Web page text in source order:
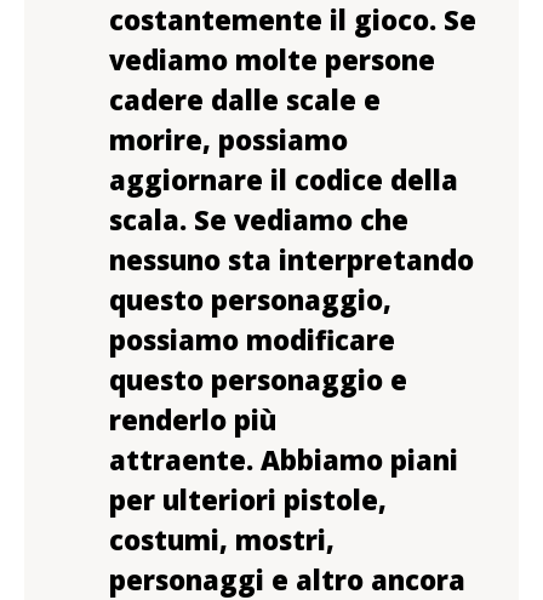
costantemente il gioco. Se
vediamo molte persone
cadere dalle scale e
morire, possiamo
aggiornare il codice della
scala. Se vediamo che
nessuno sta interpretando
questo personaggio,
possiamo modificare
questo personaggio e
renderlo più
attraente. Abbiamo piani
per ulteriori pistole,
costumi, mostri,
personaggi e altro ancora